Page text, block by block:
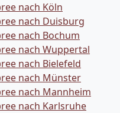
nach Köln
nach Duisburg
nach Bochum
nach Wuppertal
nach Bielefeld
nach Münster
nach Mannheim
nach Karlsruhe